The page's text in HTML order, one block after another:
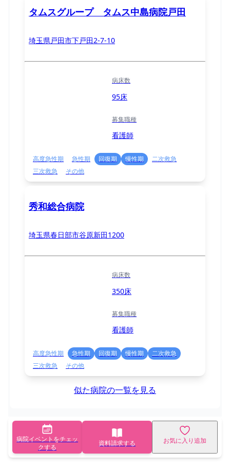
タムスグループ タムス中島病院戸田
埼玉県戸田市下戸田2-7-10
病床数
95床
募集職種
看護師
高度急性期 急性期 回復期 慢性期
二次救急
三次救急
その他
秀和総合病院
埼玉県春日部市谷原新田1200
病床数
350床
募集職種
看護師
高度急性期 急性期 回復期 慢性期
二次救急
三次救急
その他
似た病院の一覧を見る
病院イベントをチェッ
クする
資料請求する お気に入り追加